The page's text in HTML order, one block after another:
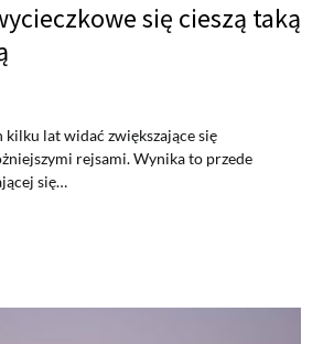
się cieszą taką
lat widać zwiększające się
rejsami. Wynika to przede
się…